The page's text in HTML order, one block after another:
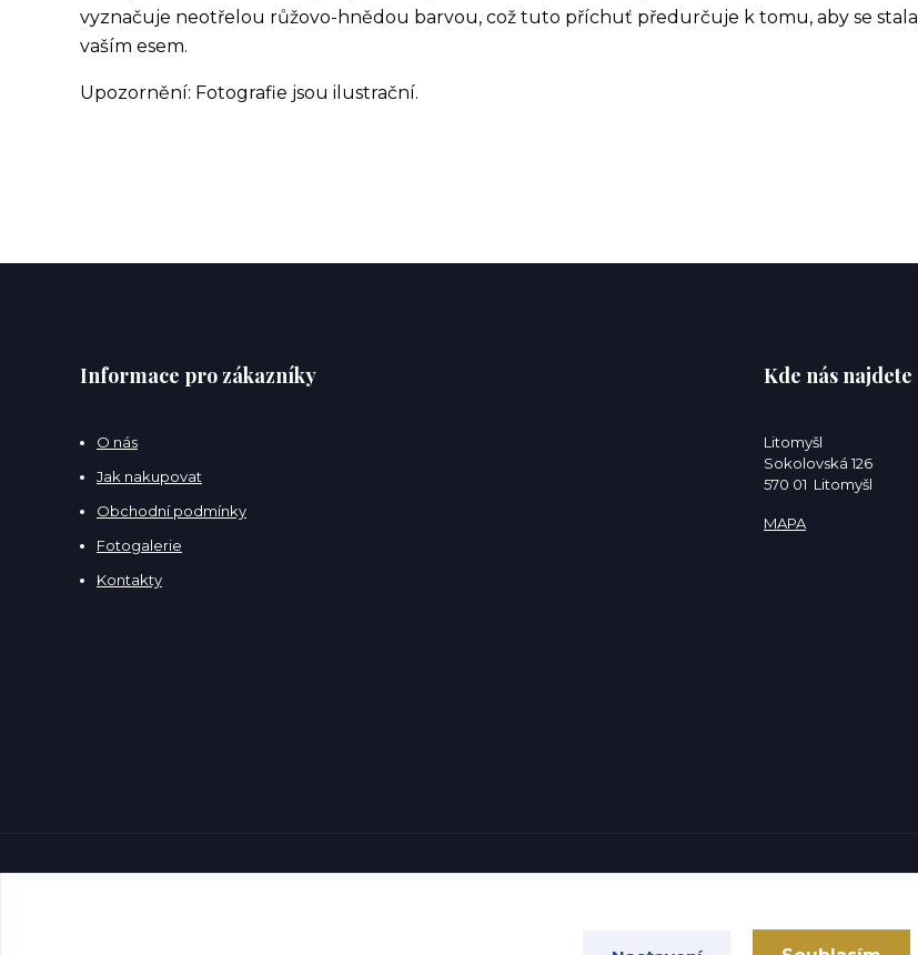
vyznačuje neotřelou růžovo-hnědou barvou, což tuto příchuť předurčuje k tomu, aby se stala
vaším esem.
Upozornění: Fotografie jsou ilustrační.
Informace pro zákazníky
O nás
Jak nakupovat
Obchodní podmínky
Fotogalerie
Kontakty
Kde nás najdete
Litomyšl
Sokolovská 126
570 01 Litomyšl
MAPA